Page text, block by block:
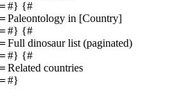
#} {#
in [Country]
#} {#
list (paginated)
#} {#
countries
#}